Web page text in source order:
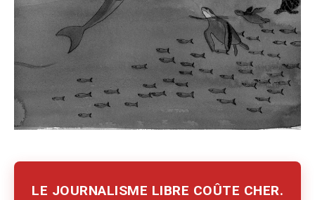
LE JOURNALISME LIBRE COÛTE CHER.